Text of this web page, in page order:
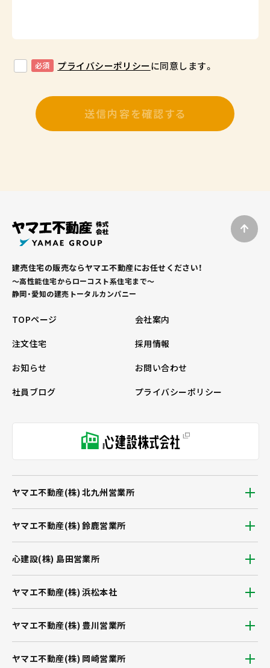
必須 プライバシーポリシーに同意します。
建売住宅の販売ならヤマエ不動産にお任せください！
～高性能住宅からローコスト系住宅まで～
静岡・愛知の建売トータルカンパニー
TOPページ
会社案内
注文住宅
採用情報
お知らせ
お問い合わせ
社員ブログ
プライバシーポリシー
ヤマエ不動産(株) 浜松本社
ヤマエ不動産(株) 豊川営業所
ヤマエ不動産(株) 岡崎営業所
ヤマエ不動産(株) 北九州営業所
ヤマエ不動産(株) 鈴鹿営業所
心建設(株) 島田営業所